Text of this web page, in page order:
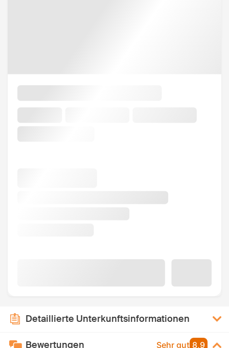
Detaillierte Unterkunftsinformationen
Bewertungen Sehr gut 8,9